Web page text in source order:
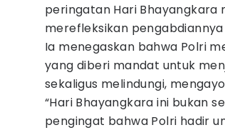
peringatan Hari Bhayangkara
merefleksikan
Ia menegaskan bahwa Polri
yang diberi mandat untuk
sekaligus melindungi,
“Hari Bhayangkara ini bukan
pengingat bahwa Polri hadir